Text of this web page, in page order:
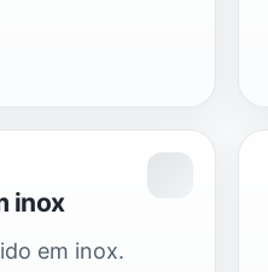
inox
em inox.